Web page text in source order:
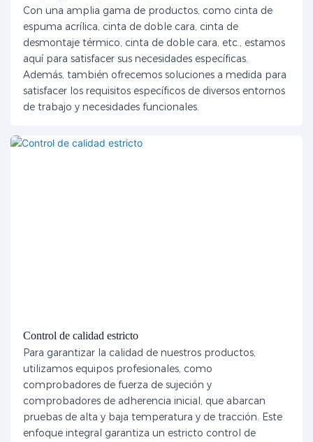
Con una amplia gama de productos, como cinta de
espuma acrílica, cinta de doble cara, cinta de
desmontaje térmico, cinta de doble cara, etc., estamos
aquí para satisfacer sus necesidades específicas.
Además, también ofrecemos soluciones a medida para
satisfacer los requisitos específicos de diversos entornos
de trabajo y necesidades funcionales.
Control de calidad estricto
Para garantizar la calidad de nuestros productos,
utilizamos equipos profesionales, como
comprobadores de fuerza de sujeción y
comprobadores de adherencia inicial, que abarcan
pruebas de alta y baja temperatura y de tracción. Este
enfoque integral garantiza un estricto control de